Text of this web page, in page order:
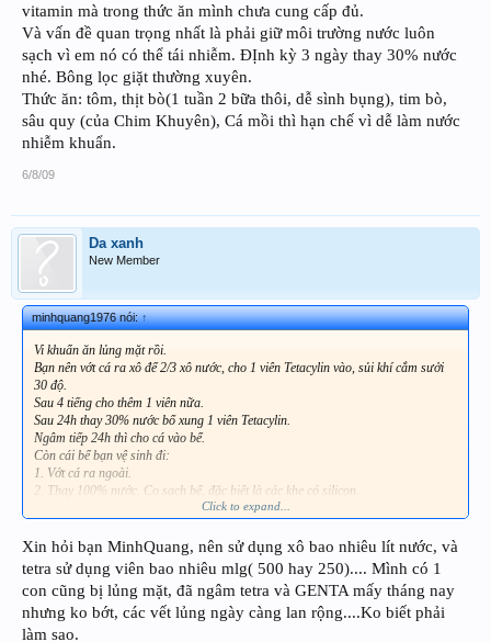
vitamin mà trong thức ăn mình chưa cung cấp đủ.
Và vấn đề quan trọng nhất là phải giữ môi trường nước luôn
sạch vì em nó có thể tái nhiễm. ĐỊnh kỳ 3 ngày thay 30% nước
nhé. Bông lọc giặt thường xuyên.
Thức ăn: tôm, thịt bò(1 tuần 2 bữa thôi, dễ sình bụng), tim bò,
sâu quy (của Chim Khuyên), Cá mồi thì hạn chế vì dễ làm nước
nhiễm khuẩn.
6/8/09
Da xanh
New Member
minhquang1976 nói:↑
Vi khuẩn ăn lủng mặt rồi.
Bạn nên vớt cá ra xô để 2/3 xô nước, cho 1 viên Tetacylin vào, sủi khí cắm sưởi
30 độ.
Sau 4 tiếng cho thêm 1 viên nữa.
Sau 24h thay 30% nước bổ xung 1 viên Tetacylin.
Ngâm tiếp 24h thì cho cá vào bể.
Còn cái bể bạn vệ sinh đi:
1. Vớt cá ra ngoài.
2. Thay 100% nước. Cọ sạch bể, đặc biệt là các khe có silicon.
3. Cho thuốc tím + muối đậm đặc (1kg muối/100 lít nước)
5. Chạy máy lọc khoảng 2h.
6. Thay 100% nước, bỏ muối theo liều lượng 200g/100 lít nước.
7. Cho VITAMIN C (10 viên/100 lít) dạng viên nén trong vỉ hoặc hộp nhựa, sủi
khí mạnh, bật lọc cho đến khi cho cá vào. Mục đích là để khử nước mới cho cá
đỡ sốc.
8. Bạn cho GENTAMICIN dạng ống (bán tại hiệu thuốc Tây) 1 ống = 30 lít
Click to expand...
Xin hỏi bạn MinhQuang, nên sử dụng xô bao nhiêu lít nước, và
tetra sử dụng viên bao nhiêu mlg( 500 hay 250).... Mình có 1
con cũng bị lủng mặt, đã ngâm tetra và GENTA mấy tháng nay
nhưng ko bớt, các vết lủng ngày càng lan rộng....Ko biết phải
làm sao.